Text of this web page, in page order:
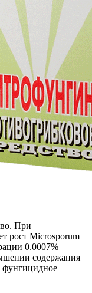
При
рост Microsporum
0.0007%
содержания
фунгицидное